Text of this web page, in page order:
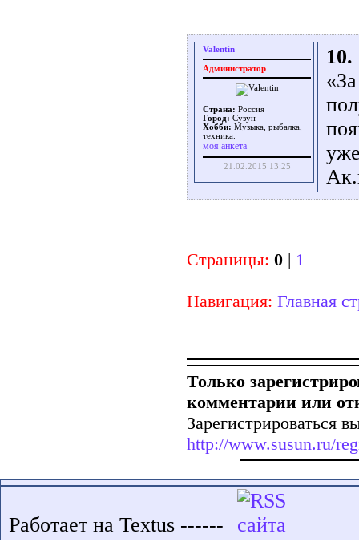
Valentin
Администратор
Страна: Россия
Город: Сузун
Хобби: Музыка, рыбалка,
техника.
моя анкета
21.02.2015 13:25
10.
Страницы: 0 | 1
Навигация: Главная
Только
комментарии или
Зарегистрироваться
http://www.susun.ru/
Работает на Textus ------